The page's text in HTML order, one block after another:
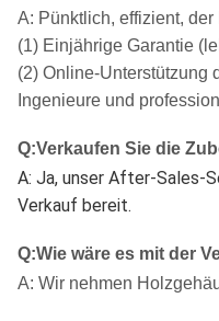
A: Pünktlich, effizient,
(1) Einjährige Garantie
(2) Online-Unterstützung
Ingenieure und
Q:Verkaufen Sie die
A: Ja, unser After-Sales-
Verkauf bereit.
Q:Wie wäre es mit der
A: Wir nehmen